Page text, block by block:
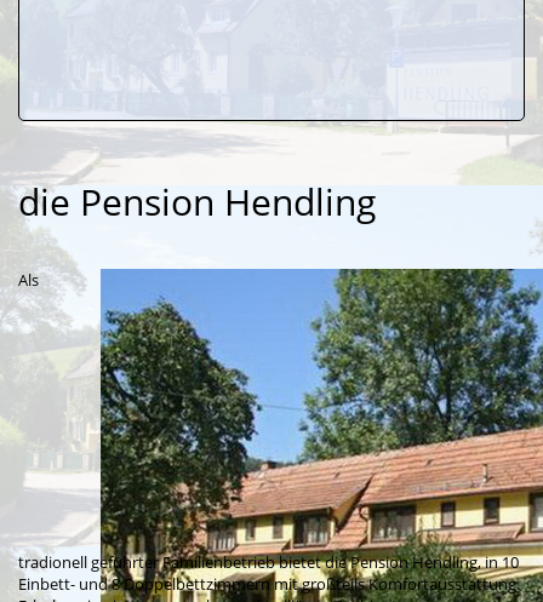
die Pension Hendling
Als
tradionell geführter Familienbetrieb bietet die Pension Hendling, in 10
Einbett- und 8 Doppelbettzimmern mit großteils Komfortausstattung.